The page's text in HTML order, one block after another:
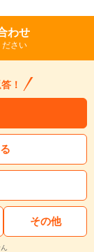
わせ
ださい
！
その他